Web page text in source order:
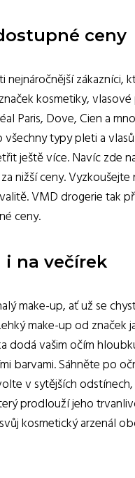
ceny
zákazníci,
kosmetiky,
Paris, Dove, Cien a
typy pleti a
ještě více. Navíc zde
nižší ceny.
VMD drogerie
ceny.
i na večírek
make-up, ať už se
make-up od značek
dodá vašim očím
barvami. Sáhněte po
v sytějších
prodlouží jeho
kosmetický arzenál